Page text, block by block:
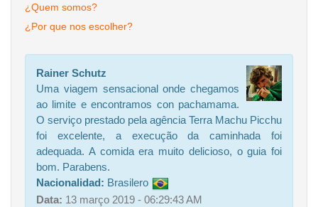
¿Quem somos?
¿Por que nos escolher?
Rainer Schutz
Uma viagem sensacional onde chegamos
ao limite e encontramos con pachamama.
O serviço prestado pela agência Terra Machu Picchu
foi excelente, a execução da caminhada foi
adequada. A comida era muito delicioso, o guia foi
bom. Parabens.
Nacionalidad: Brasilero
Data: 13 março 2019 - 06:29:43 AM